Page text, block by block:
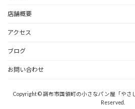
店舗概要
アクセス
ブログ
お問い合わせ
Copyright © 調布市国領町の小さなパン屋「やさ
Reserved.